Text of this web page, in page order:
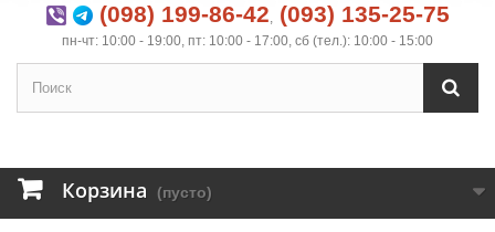
(098) 199-86-42, (093) 135-25-75
пн-чт: 10:00 - 19:00, пт: 10:00 - 17:00, сб (тел.): 10:00 - 15:00
Корзина (пусто)